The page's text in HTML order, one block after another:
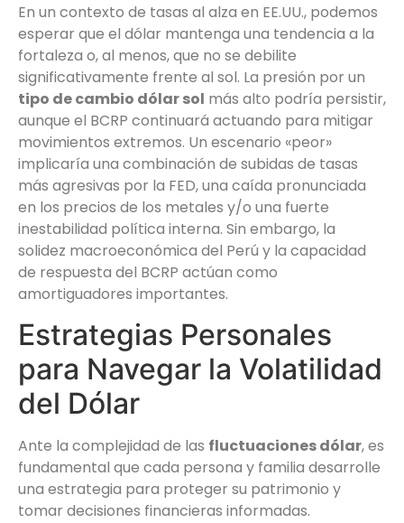
En un contexto de tasas al alza en EE.UU., podemos
esperar que el dólar mantenga una tendencia a la
fortaleza o, al menos, que no se debilite
significativamente frente al sol. La presión por un
tipo de cambio dólar sol más alto podría persistir,
aunque el BCRP continuará actuando para mitigar
movimientos extremos. Un escenario «peor»
implicaría una combinación de subidas de tasas
más agresivas por la FED, una caída pronunciada
en los precios de los metales y/o una fuerte
inestabilidad política interna. Sin embargo, la
solidez macroeconómica del Perú y la capacidad
de respuesta del BCRP actúan como
amortiguadores importantes.
Estrategias Personales
para Navegar la Volatilidad
del Dólar
Ante la complejidad de las fluctuaciones dólar, es
fundamental que cada persona y familia desarrolle
una estrategia para proteger su patrimonio y
tomar decisiones financieras informadas.